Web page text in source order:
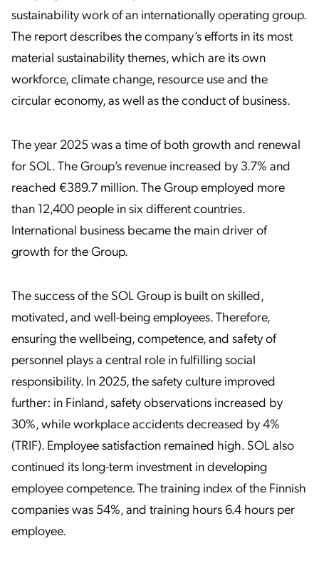
sustainability work of an internationally operating group.
The report describes the company’s efforts in its most
material sustainability themes, which are its own
workforce, climate change, resource use and the
circular economy, as well as the conduct of business.
The year 2025 was a time of both growth and renewal
for SOL. The Group’s revenue increased by 3.7% and
reached €389.7 million. The Group employed more
than 12,400 people in six different countries.
International business became the main driver of
growth for the Group.
The success of the SOL Group is built on skilled,
motivated, and well-being employees. Therefore,
ensuring the wellbeing, competence, and safety of
personnel plays a central role in fulfilling social
responsibility. In 2025, the safety culture improved
further: in Finland, safety observations increased by
30%, while workplace accidents decreased by 4%
(TRIF). Employee satisfaction remained high. SOL also
continued its long-term investment in developing
employee competence. The training index of the Finnish
companies was 54%, and training hours 6.4 hours per
employee.